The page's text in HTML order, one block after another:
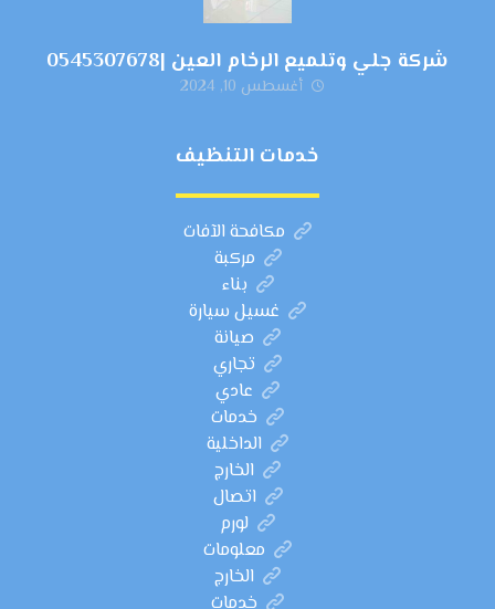
شركة جلي وتلميع الرخام العين |0545307678
أغسطس 10, 2024
خدمات التنظيف
مكافحة الآفات
مركبة
بناء
غسيل سيارة
صيانة
تجاري
عادي
خدمات
الداخلية
الخارج
اتصال
لورم
معلومات
الخارج